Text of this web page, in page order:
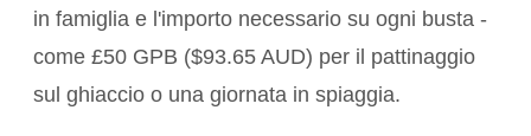
in famiglia e l'importo necessario su ogni busta -
come £50 GPB ($93.65 AUD) per il pattinaggio
sul ghiaccio o una giornata in spiaggia.